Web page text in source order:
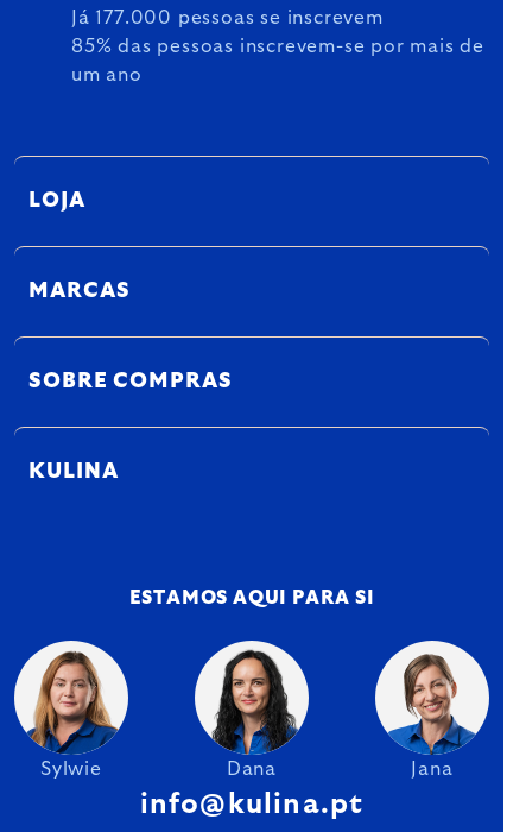
Já 177.000 pessoas se inscrevem
85% das pessoas inscrevem-se por mais de
um ano
LOJA
MARCAS
SOBRE COMPRAS
KULINA
ESTAMOS AQUI PARA SI
Sylwie Dana Jana
info@kulina.pt